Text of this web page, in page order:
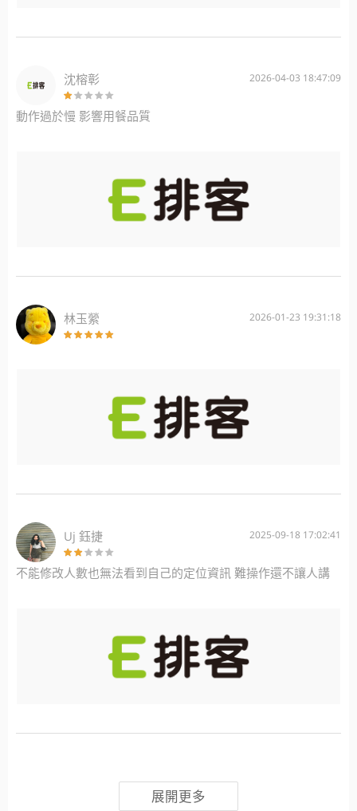
沈榕彰 2026-04-03 18:47:09
動作過於慢 影響用餐品質
林玉縈 2026-01-23 19:31:18
Uj 鈺捷 2025-09-18 17:02:41
不能修改人數也無法看到自己的定位資訊 難操作還不讓人講
展開更多